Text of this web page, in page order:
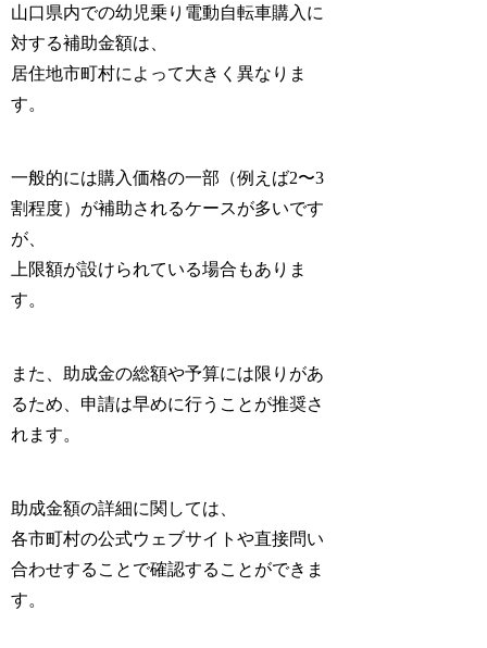
山口県内での幼児乗り電動自転車購入に
対する補助金額は、
居住地市町村によって大きく異なりま
す。
一般的には購入価格の一部（例えば2〜3
割程度）が補助されるケースが多いです
が、
上限額が設けられている場合もありま
す。
また、助成金の総額や予算には限りがあ
るため、申請は早めに行うことが推奨さ
れます。
助成金額の詳細に関しては、
各市町村の公式ウェブサイトや直接問い
合わせすることで確認することができま
す。